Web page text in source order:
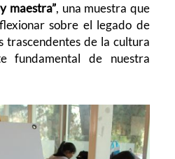
maestra”, una muestra que
sobre el legado de
trascendentes de la cultura
fundamental de nuestra